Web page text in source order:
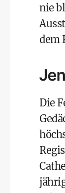
nie
dem
Die